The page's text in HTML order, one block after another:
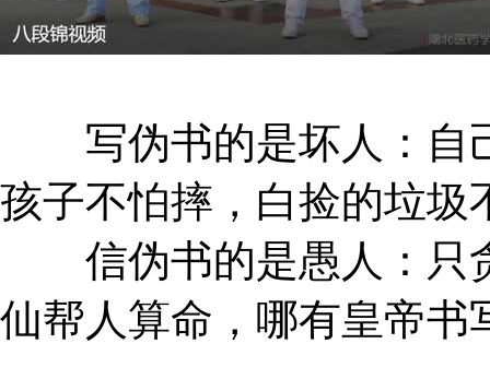
写伪书的是坏人：自
孩子不怕摔，白捡的垃圾
信伪书的是愚人：只
仙帮人算命，哪有皇帝书